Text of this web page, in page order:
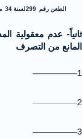
الطعن رقم 299لسنة 34 مكتب فني 19 صفحة رقم 1223بتاريخ 27-06-1968
ثانياً- عدم معقولية
المانع من التصرف
1—————
2—————
3—————